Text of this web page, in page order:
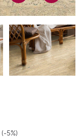
(-5%)